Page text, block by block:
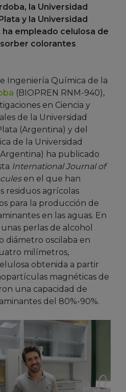
la Universidad
y la Universidad
ha empleado celulosa de
colorantes
Ingeniería Química de la
(BIOPREN RNM-940),
en Ciencia y
de la Universidad
(Argentina) y del
de la Universidad
ha publicado
International Journal of
en el que han
residuos agrícolas
para la producción de
en las aguas. En
perlas de alcohol
diámetro oscilaba en
milímetros,
obtenida a partir
magnéticas de
una capacidad de
del 80%-90%.